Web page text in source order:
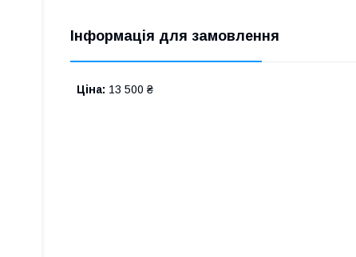
Інформація для замовлення
Ціна: 13 500 ₴